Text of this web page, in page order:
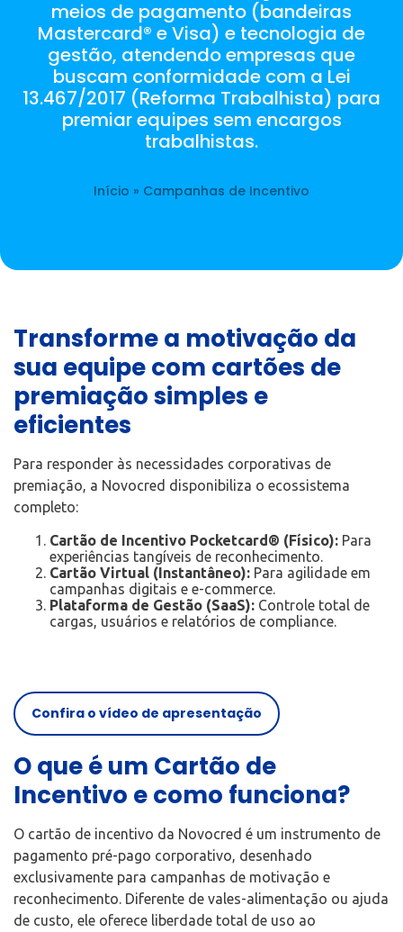
meios de pagamento (bandeiras
Mastercard® e Visa) e tecnologia de
gestão, atendendo empresas que
buscam conformidade com a Lei
13.467/2017 (Reforma Trabalhista) para
premiar equipes sem encargos
trabalhistas.
Início » Campanhas de Incentivo
Transforme a motivação da
sua equipe com cartões de
premiação simples e
eficientes
Para responder às necessidades corporativas de
premiação, a Novocred disponibiliza o ecossistema
completo:
Cartão de Incentivo Pocketcard® (Físico): Para
experiências tangíveis de reconhecimento.
Cartão Virtual (Instantâneo): Para agilidade em
campanhas digitais e e-commerce.
Plataforma de Gestão (SaaS): Controle total de
cargas, usuários e relatórios de compliance.
Confira o vídeo de apresentação
O que é um Cartão de
Incentivo e como funciona?
O cartão de incentivo da Novocred é um instrumento de
pagamento pré-pago corporativo, desenhado
exclusivamente para campanhas de motivação e
reconhecimento. Diferente de vales-alimentação ou ajuda
de custo, ele oferece liberdade total de uso ao